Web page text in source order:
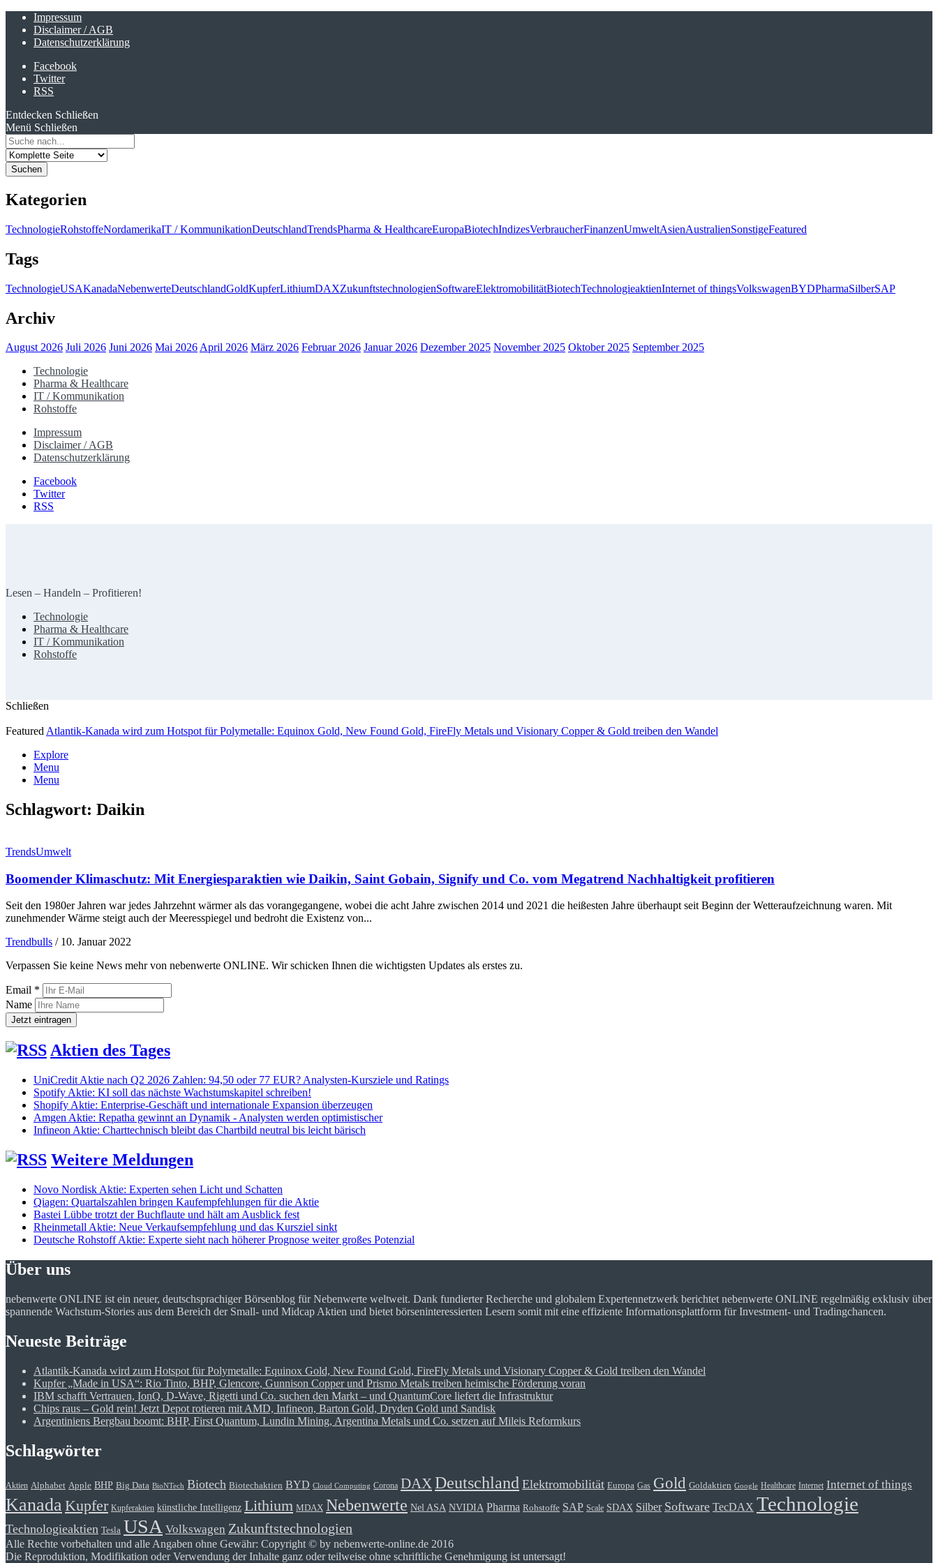
Impressum
Disclaimer / AGB
Datenschutzerklärung
Facebook
Twitter
RSS
Entdecken Schließen
Menü Schließen
Search
for:
Kategorien
TechnologieRohstoffeNordamerikaIT / KommunikationDeutschlandTrendsPharma & HealthcareEuropaBiotechIndizesVerbraucherFinanzenUmweltAsienAustralienSonstigeFeatured
Tags
TechnologieUSAKanadaNebenwerteDeutschlandGoldKupferLithiumDAXZukunftstechnologienSoftwareElektromobilitätBiotechTechnologieaktienInternet of thingsVolkswagenBYDPharmaSilberSAP
Archiv
August 2026 Juli 2026 Juni 2026 Mai 2026April 2026 März 2026 Februar 2026 Januar 2026 Dezember 2025 November 2025 Oktober 2025 September 2025
Technologie
Pharma & Healthcare
IT / Kommunikation
Rohstoffe
Impressum
Disclaimer / AGB
Datenschutzerklärung
Facebook
Twitter
RSS
Lesen – Handeln – Profitieren!
Technologie
Pharma & Healthcare
IT / Kommunikation
Rohstoffe
Schließen
Featured Atlantik-Kanada wird zum Hotspot für Polymetalle: Equinox Gold, New Found Gold, FireFly Metals und Visionary Copper & Gold treiben den Wandel
Explore
Menu
Menu
Schlagwort: Daikin
TrendsUmwelt
Boomender Klimaschutz: Mit Energiesparaktien wie Daikin, Saint Gobain, Signify und Co. vom Megatrend Nachhaltigkeit profitieren
Seit den 1980er Jahren war jedes Jahrzehnt wärmer als das vorangegangene, wobei die acht Jahre zwischen 2014 und 2021 die heißesten Jahre überhaupt seit Beginn der Wetteraufzeichnung waren. Mit
zunehmender Wärme steigt auch der Meeresspiegel und bedroht die Existenz von...
Trendbulls / 10. Januar 2022
Verpassen Sie keine News mehr von nebenwerte ONLINE. Wir schicken Ihnen die wichtigsten Updates als erstes zu.
Email *
Name
Aktien des Tages
UniCredit Aktie nach Q2 2026 Zahlen: 94,50 oder 77 EUR? Analysten-Kursziele und Ratings
Spotify Aktie: KI soll das nächste Wachstumskapitel schreiben!
Shopify Aktie: Enterprise-Geschäft und internationale Expansion überzeugen
Amgen Aktie: Repatha gewinnt an Dynamik - Analysten werden optimistischer
Infineon Aktie: Charttechnisch bleibt das Chartbild neutral bis leicht bärisch
Weitere Meldungen
Novo Nordisk Aktie: Experten sehen Licht und Schatten
Qiagen: Quartalszahlen bringen Kaufempfehlungen für die Aktie
Bastei Lübbe trotzt der Buchflaute und hält am Ausblick fest
Rheinmetall Aktie: Neue Verkaufsempfehlung und das Kursziel sinkt
Deutsche Rohstoff Aktie: Experte sieht nach höherer Prognose weiter großes Potenzial
Über uns
nebenwerte ONLINE ist ein neuer, deutschsprachiger Börsenblog für Nebenwerte weltweit. Dank fundierter Recherche und globalem Expertennetzwerk berichtet nebenwerte ONLINE regelmäßig exklusiv über
spannende Wachstum-Stories aus dem Bereich der Small- und Midcap Aktien und bietet börseninteressierten Lesern somit mit eine effiziente Informationsplattform für Investment- und Tradingchancen.
Neueste Beiträge
Atlantik-Kanada wird zum Hotspot für Polymetalle: Equinox Gold, New Found Gold, FireFly Metals und Visionary Copper & Gold treiben den Wandel
Kupfer „Made in USA“: Rio Tinto, BHP, Glencore, Gunnison Copper und Prismo Metals treiben heimische Förderung voran
IBM schafft Vertrauen, IonQ, D-Wave, Rigetti und Co. suchen den Markt – und QuantumCore liefert die Infrastruktur
Chips raus – Gold rein! Jetzt Depot rotieren mit AMD, Infineon, Barton Gold, Dryden Gold und Sandisk
Argentiniens Bergbau boomt: BHP, First Quantum, Lundin Mining, Argentina Metals und Co. setzen auf Mileis Reformkurs
Schlagwörter
Aktien Alphabet Apple BHP Big Data BioNTech Biotech Biotechaktien BYD Cloud Computing Corona DAXDeutschland Elektromobilität Europa Gas Gold Goldaktien Google Healthcare Internet Internet of things
Kanada Kupfer Kupferaktien künstliche Intelligenz Lithium MDAX Nebenwerte Nel ASA NVIDIA Pharma Rohstoffe SAP Scale SDAX Silber Software TecDAX Technologie
Technologieaktien Tesla USA Volkswagen Zukunftstechnologien
Alle Rechte vorbehalten und alle Angaben ohne Gewähr: Copyright © by nebenwerte-online.de 2016
Die Reproduktion, Modifikation oder Verwendung der Inhalte ganz oder teilweise ohne schriftliche Genehmigung ist untersagt!